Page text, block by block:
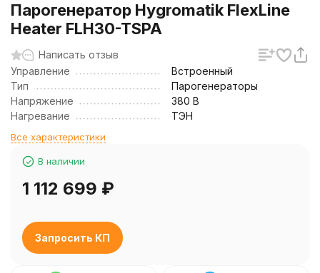
Парогенератор Hygromatik FlexLine
Heater FLH30-TSPA
Написать отзыв
Управление
Встроенный
Тип
Парогенераторы
Напряжение
380 В
Нагревание
ТЭН
Все характеристики
В наличии
1 112 699 ₽
Запросить КП